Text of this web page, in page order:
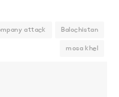
Balochistan
attack
mosa khel